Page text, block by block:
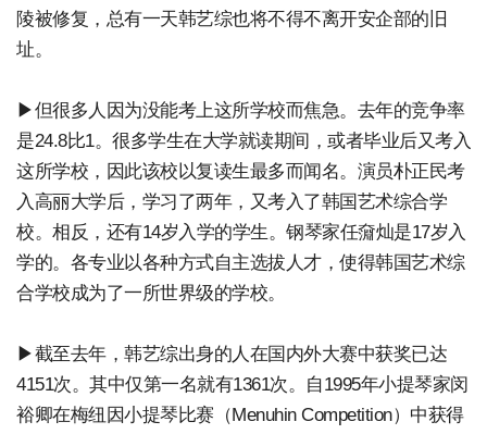
陵被修复，总有一天韩艺综也将不得不离开安企部的旧
址。
▶但很多人因为没能考上这所学校而焦急。去年的竞争率
是24.8比1。很多学生在大学就读期间，或者毕业后又考入
这所学校，因此该校以复读生最多而闻名。演员朴正民考
入高丽大学后，学习了两年，又考入了韩国艺术综合学
校。相反，还有14岁入学的学生。钢琴家任奫灿是17岁入
学的。各专业以各种方式自主选拔人才，使得韩国艺术综
合学校成为了一所世界级的学校。
▶截至去年，韩艺综出身的人在国内外大赛中获奖已达
4151次。其中仅第一名就有1361次。自1995年小提琴家闵
裕卿在梅纽因小提琴比赛（Menuhin Competition）中获得